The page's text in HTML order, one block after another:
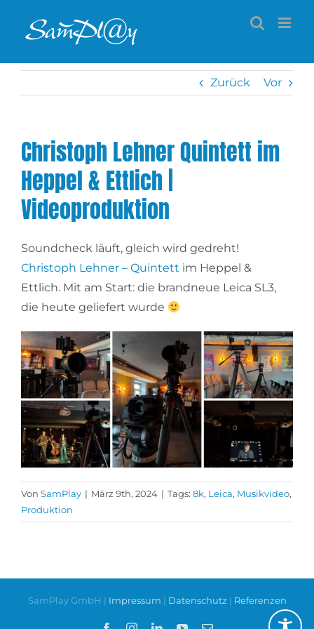
Inhalt
Zurück Vor
Christoph Lehner Quintett im
Heppel & Ettlich |
Videoproduktion
Soundcheck läuft, gleich wird gedreht!
Christoph Lehner – Quintett im Heppel &
Ettlich. Mit am Start: die brandneue Leica SL3,
die heute geliefert wurde
Von SamPlay | März 9th, 2024 | Tags: 8k, Leica, Musikvideo,
Produktion
SamPlay GmbH | Impressum | Datenschutz | Referenzen